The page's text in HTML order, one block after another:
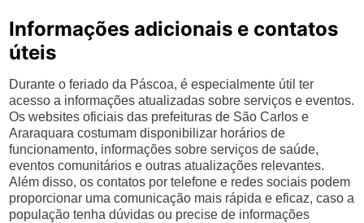
Informações adicionais e contatos
úteis
Durante o feriado da Páscoa, é especialmente útil ter
acesso a informações atualizadas sobre serviços e eventos.
Os websites oficiais das prefeituras de São Carlos e
Araraquara costumam disponibilizar horários de
funcionamento, informações sobre serviços de saúde,
eventos comunitários e outras atualizações relevantes.
Além disso, os contatos por telefone e redes sociais podem
proporcionar uma comunicação mais rápida e eficaz, caso a
população tenha dúvidas ou precise de informações